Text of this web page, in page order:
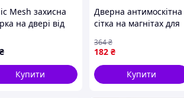
Mesh захисна
на двері від
₴
Купити
Дверна антимоскітна
сітка на магнітах для
пилу чорна 210х100 см
182 ₴
364₴
Купити